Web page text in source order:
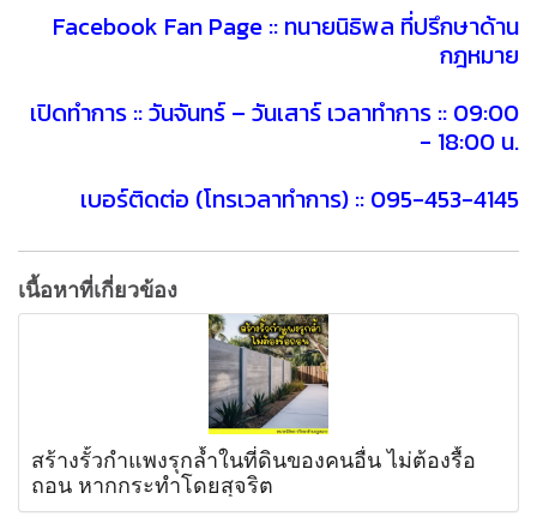
Facebook Fan Page :: ทนายนิธิพล ที่ปรึกษาด้าน
กฎหมาย
เปิดทำการ :: วันจันทร์ – วันเสาร์ เวลาทำการ :: 09:00
- 18:00 น.
เบอร์ติดต่อ (โทรเวลาทำการ) :: 095-453-4145
เนื้อหาที่เกี่ยวข้อง
สร้างรั้วกำแพงรุกล้ำในที่ดินของคนอื่น ไม่ต้องรื้อ
ถอน หากกระทำโดยสุจริต